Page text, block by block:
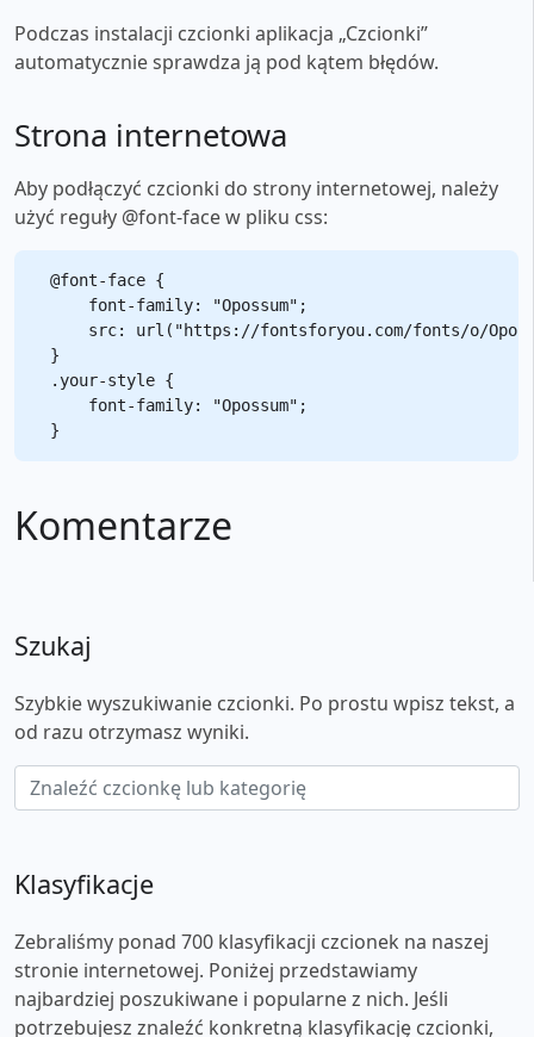
Podczas instalacji czcionki aplikacja „Czcionki”
automatycznie sprawdza ją pod kątem błędów.
Strona internetowa
Aby podłączyć czcionki do strony internetowej, należy
użyć reguły @font-face w pliku css:
@font-face {
    font-family: "Opossum";
src: url("https://fontsforyou.com/fonts/o/
}
.your-style {
    font-family: "Opossum";
Komentarze
Szukaj
Szybkie wyszukiwanie czcionki. Po prostu wpisz tekst, a
od razu otrzymasz wyniki.
Klasyfikacje
Zebraliśmy ponad 700 klasyfikacji czcionek na naszej
stronie internetowej. Poniżej przedstawiamy
najbardziej poszukiwane i popularne z nich. Jeśli
potrzebujesz znaleźć konkretną klasyfikację czcionki,